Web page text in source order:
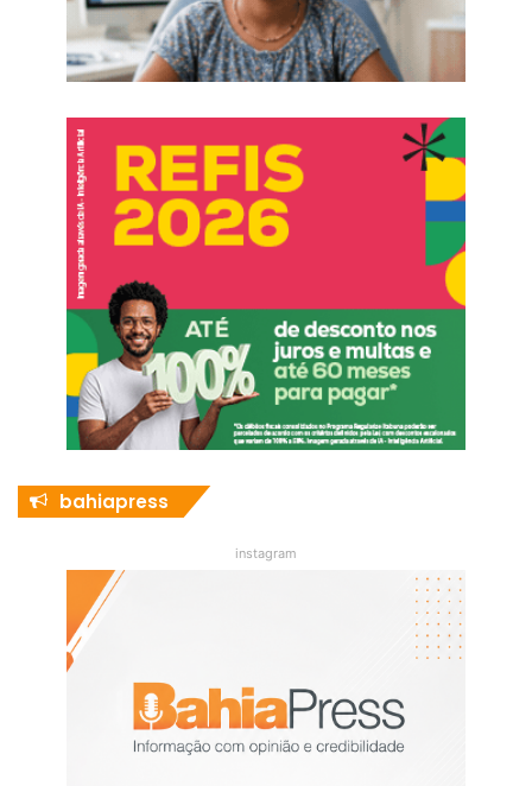
bahiapress
instagram